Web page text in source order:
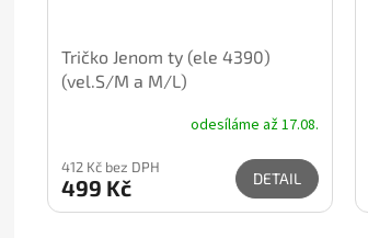
Tričko Jenom ty (ele 4390)
(vel.S/M a M/L)
odesíláme až 17.08.
412 Kč bez DPH
499 Kč DETAIL